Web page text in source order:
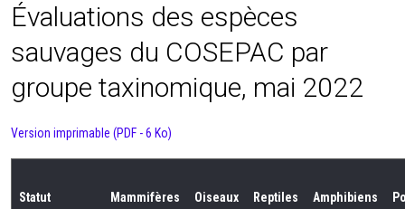
Évaluations des espèces
sauvages du COSEPAC par
groupe taxinomique, mai 2022
Version imprimable (PDF - 6 Ko)
Statut Mammifères Oiseaux Reptiles Amphibiens